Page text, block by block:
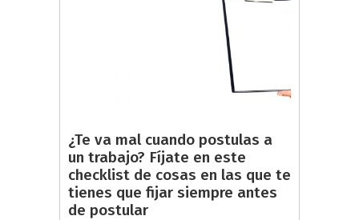
¿Te va mal cuando postulas a
un trabajo? Fíjate en este
checklist de cosas en las que te
tienes que fijar siempre antes
de postular